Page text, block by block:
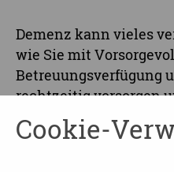
Demenz kann vieles
wie Sie mit
Betreuungsverfügung
rechtzeitig vorsorgen
Erkrankung
Cookie-